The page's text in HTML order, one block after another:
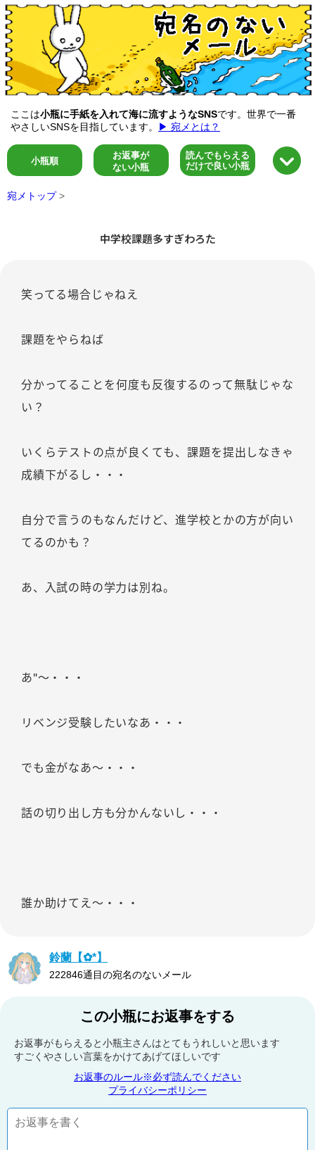
ここは小瓶に手紙を入れて海に流すようなSNSです。世界で一番
やさしいSNSを目指しています。
▶ 宛メとは？
小瓶順
お返事が
ない小瓶
読んでもらえる
だけで良い小瓶
宛メトップ >
中学校課題多すぎわろた
笑ってる場合じゃねえ
課題をやらねば
分かってることを何度も反復するのって無駄じゃな
い？
いくらテストの点が良くても、課題を提出しなきゃ
成績下がるし・・・
自分で言うのもなんだけど、進学校とかの方が向い
てるのかも？
あ、入試の時の学力は別ね。
あ"〜・・・
リベンジ受験したいなあ・・・
でも金がなあ〜・・・
話の切り出し方も分かんないし・・・
誰か助けてえ〜・・・
鈴蘭‬【✿*】
222846通目の宛名のないメール
この小瓶にお返事をする
お返事がもらえると小瓶主さんはとてもうれしいと思います
すごくやさしい言葉をかけてあげてほしいです
お返事のルール※必ず読んでください
プライバシーポリシー